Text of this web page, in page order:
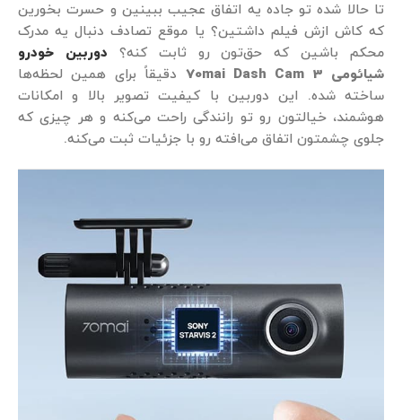
تا حالا شده تو جاده یه اتفاق عجیب ببینین و حسرت بخورین
که کاش ازش فیلم داشتین؟ یا موقع تصادف دنبال یه مدرک
محکم باشین که حق‌تون رو ثابت کنه؟ دوربین خودرو
شیائومی 70mai Dash Cam 3
دقیقاً برای همین لحظه‌ها
ساخته شده. این دوربین با کیفیت تصویر بالا و امکانات
هوشمند، خیالتون رو تو رانندگی راحت می‌کنه و هر چیزی که
جلوی چشمتون اتفاق می‌افته رو با جزئیات ثبت می‌کنه.